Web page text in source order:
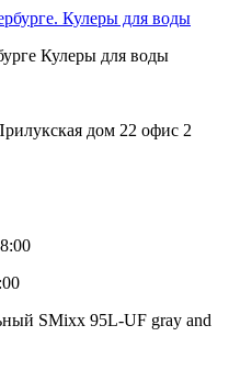
Кулеры для воды
дом 22 офис 2